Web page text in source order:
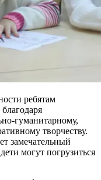
ребятам
гуманитарному,
творчеству.
замечательный
могут погрузиться